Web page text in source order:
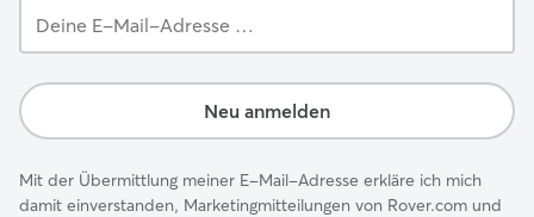
E-
Adresse …
Neu anmelden
Mit der Übermittlung meiner E-Mail-Adresse erkläre ich mich
damit einverstanden, Marketingmitteilungen von Rover.com und